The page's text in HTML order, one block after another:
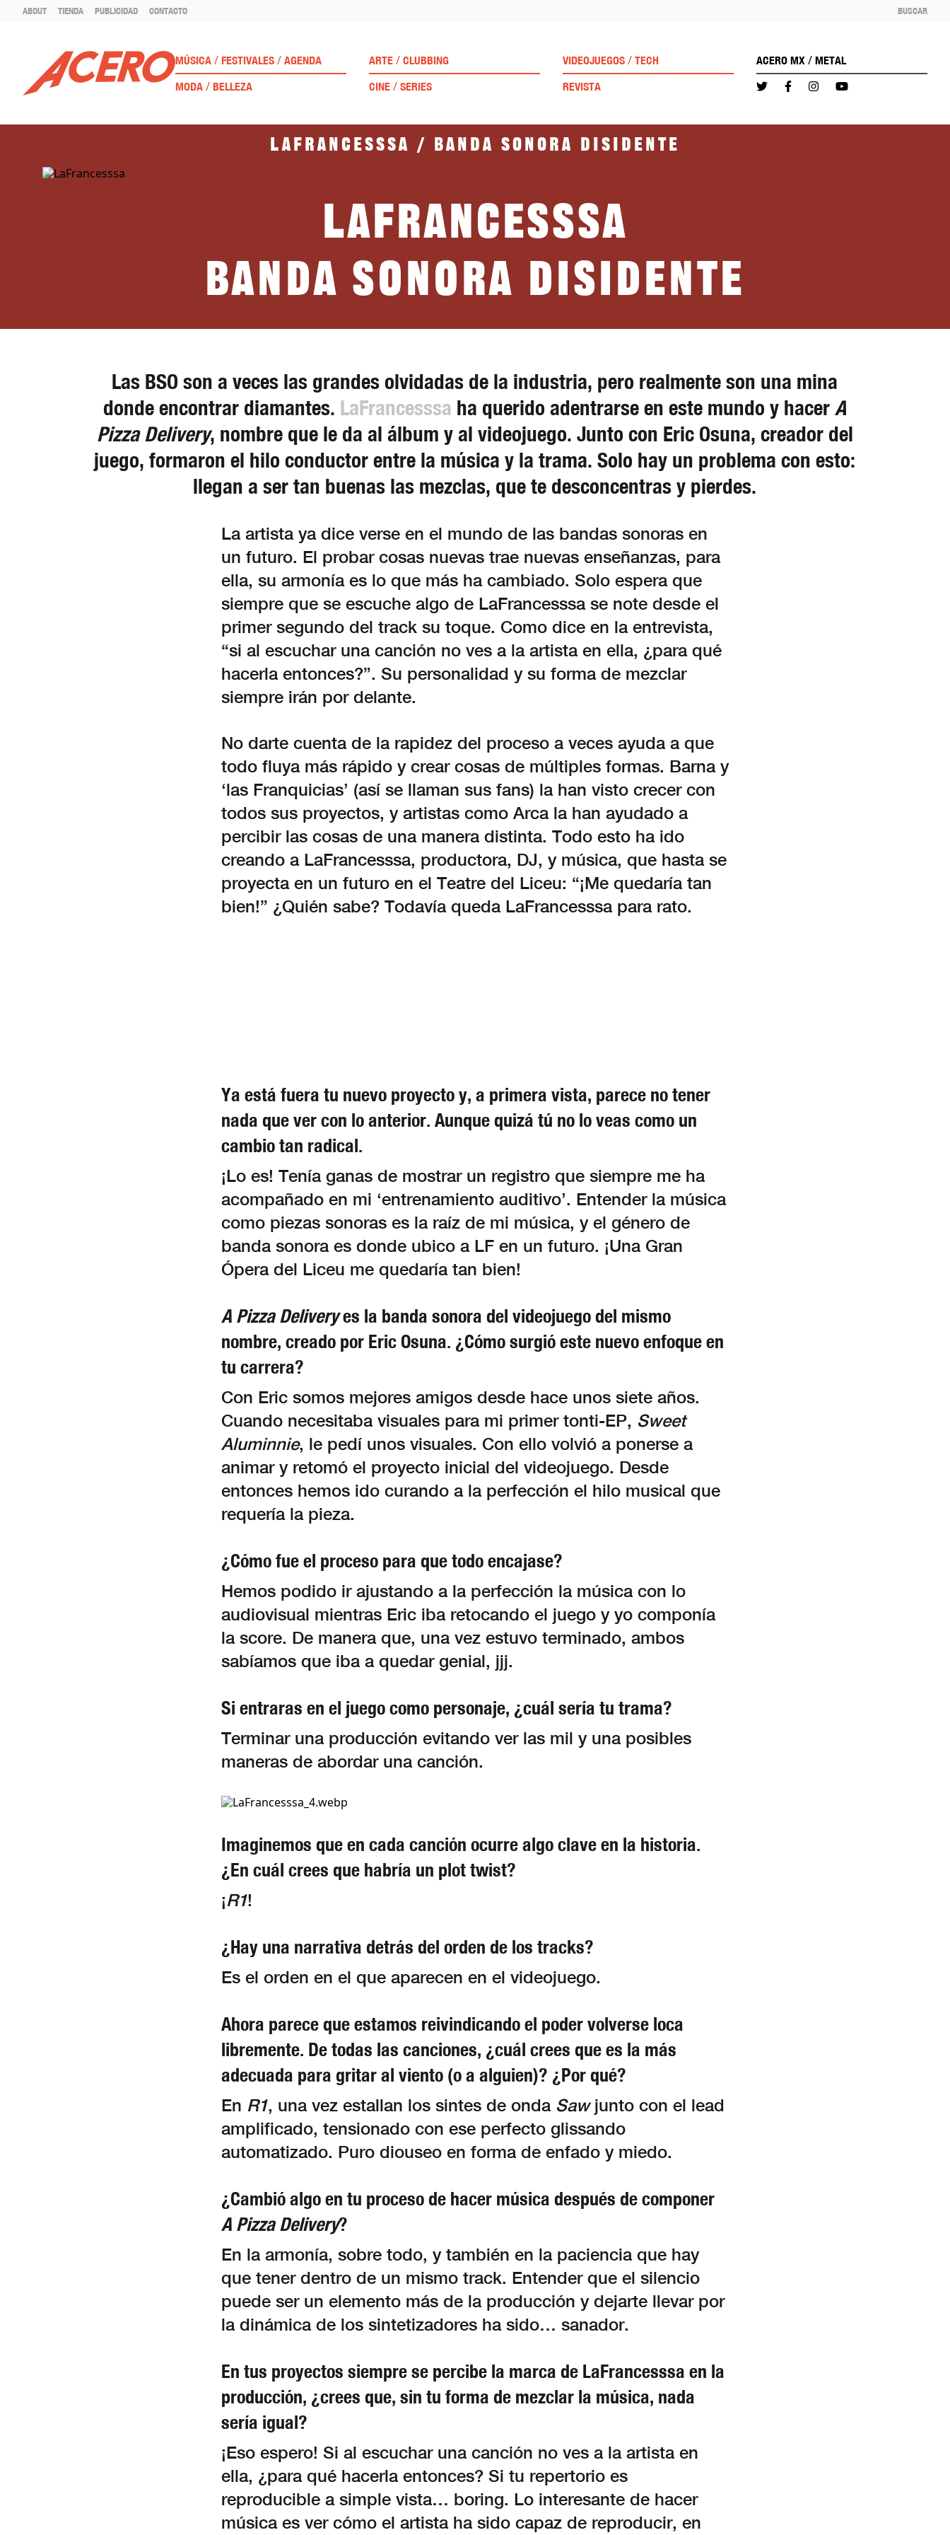
ABOUT TIENDA PUBLICIDAD CONTACTO BUSCAR
MÚSICA / FESTIVALES / AGENDA ARTE / CLUBBING VIDEOJUEGOS / TECH ACERO MX / METAL
MODA / BELLEZA CINE / SERIES REVISTA
LaFrancesssa / Banda sonora disidente
LaFrancesssa
Banda sonora disidente
Las BSO son a veces las grandes olvidadas de la industria, pero realmente son una mina
donde encontrar diamantes. LaFrancesssa ha querido adentrarse en este mundo y hacerA
Pizza Delivery, nombre que le da al álbum y al videojuego. Junto con Eric Osuna, creador del
juego, formaron el hilo conductor entre la música y la trama. Solo hay un problema con esto:
llegan a ser tan buenas las mezclas, que te desconcentras y pierdes.
La artista ya dice verse en el mundo de las bandas sonoras en
un futuro. El probar cosas nuevas trae nuevas enseñanzas, para
ella, su armonía es lo que más ha cambiado. Solo espera que
siempre que se escuche algo de LaFrancesssa se note desde el
primer segundo del track su toque. Como dice en la entrevista,
“si al escuchar una canción no ves a la artista en ella, ¿para qué
hacerla entonces?”. Su personalidad y su forma de mezclar
siempre irán por delante.
No darte cuenta de la rapidez del proceso a veces ayuda a que
todo fluya más rápido y crear cosas de múltiples formas. Barna y
‘las Franquicias’ (así se llaman sus fans) la han visto crecer con
todos sus proyectos, y artistas como Arca la han ayudado a
percibir las cosas de una manera distinta. Todo esto ha ido
creando a LaFrancesssa, productora, DJ, y música, que hasta se
proyecta en un futuro en el Teatre del Liceu: “¡Me quedaría tan
bien!” ¿Quién sabe? Todavía queda LaFrancesssa para rato.
Ya está fuera tu nuevo proyecto y, a primera vista, parece no tener
nada que ver con lo anterior. Aunque quizá tú no lo veas como un
cambio tan radical.
¡Lo es! Tenía ganas de mostrar un registro que siempre me ha
acompañado en mi ‘entrenamiento auditivo’. Entender la música
como piezas sonoras es la raíz de mi música, y el género de
banda sonora es donde ubico a LF en un futuro. ¡Una Gran
Ópera del Liceu me quedaría tan bien!
A Pizza Deliveryes la banda sonora del videojuego del mismo
nombre, creado por Eric Osuna. ¿Cómo surgió este nuevo enfoque en
tu carrera?
Con Eric somos mejores amigos desde hace unos siete años.
Cuando necesitaba visuales para mi primer tonti-EP, Sweet
Aluminnie, le pedí unos visuales. Con ello volvió a ponerse a
animar y retomó el proyecto inicial del videojuego. Desde
entonces hemos ido curando a la perfección el hilo musical que
requería la pieza.
¿Cómo fue el proceso para que todo encajase?
Hemos podido ir ajustando a la perfección la música con lo
audiovisual mientras Eric iba retocando el juego y yo componía
la score. De manera que, una vez estuvo terminado, ambos
sabíamos que iba a quedar genial, jjj.
Si entraras en el juego como personaje, ¿cuál sería tu trama?
Terminar una producción evitando ver las mil y una posibles
maneras de abordar una canción.
Imaginemos que en cada canción ocurre algo clave en la historia.
¿En cuál crees que habría un plot twist?
¡R1!
¿Hay una narrativa detrás del orden de los tracks?
Es el orden en el que aparecen en el videojuego.
Ahora parece que estamos reivindicando el poder volverse loca
libremente. De todas las canciones, ¿cuál crees que es la más
adecuada para gritar al viento (o a alguien)? ¿Por qué?
En R1, una vez estallan los sintes de onda Sawjunto con el lead
amplificado, tensionado con ese perfecto glissando
automatizado. Puro diouseo en forma de enfado y miedo.
¿Cambió algo en tu proceso de hacer música después de componer
A Pizza Delivery?
En la armonía, sobre todo, y también en la paciencia que hay
que tener dentro de un mismo track. Entender que el silencio
puede ser un elemento más de la producción y dejarte llevar por
la dinámica de los sintetizadores ha sido… sanador.
En tus proyectos siempre se percibe la marca de LaFrancesssa en la
producción, ¿crees que, sin tu forma de mezclar la música, nada
sería igual?
¡Eso espero! Si al escuchar una canción no ves a la artista en
ella, ¿para qué hacerla entonces? Si tu repertorio es
reproducible a simple vista… boring. Lo interesante de hacer
música es ver cómo el artista ha sido capaz de reproducir, en